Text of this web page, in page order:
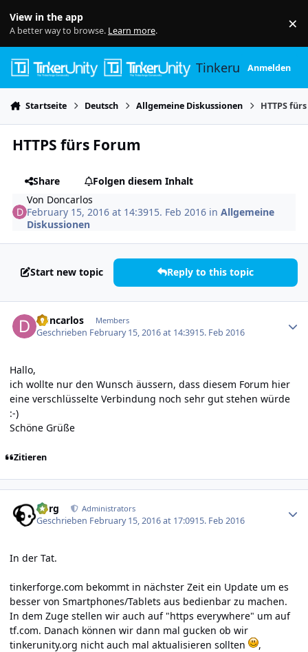
View in the app
A better way to browse. Learn more. ×
TinkerunityAnmelden
Startseite Deutsch Allgemeine Diskussionen HTTPS
HTTPS fürs Forum
Share
Folgen diesem Inhalt
Von Doncarlos
February 15, 2016 at 14:3915. Feb 2016 inAllgemeine
Diskussionen
Start new topic Reply to this topic
Doncarlos Members
Geschrieben February 15, 2016 at 14:3915. Feb 2016
Hallo,
ich wollte nur den Wunsch äussern, dass diesem Forum hier
eine verschlüsselte Verbindung noch sehr gut stehen würde
:-)
Schöne Grüße
Zitieren
borg Administrators
Geschrieben February 15, 2016 at 17:0915. Feb 2016
In der Tat.
tinkerforge.com bekommt in nächster Zeit ein Update um es
besser von Smartphones/Tablets aus bedienbar zu machen.
In dem Zuge stellen wir auch auf "https everywhere" um auf
tf.com. Danach können wir dann mal gucken ob wir
tinkerunity.org nicht auch mal aktualisieren sollten
,